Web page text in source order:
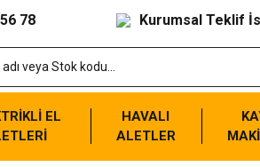
78 Kurumsal Teklif
EL
HAVALI
ALETLER